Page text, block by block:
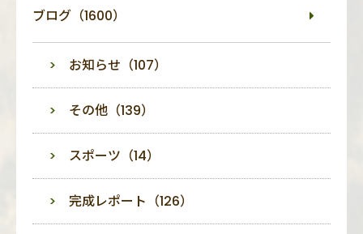
ブログ（1600）
お知らせ（107）
その他（139）
スポーツ（14）
完成レポート（126）